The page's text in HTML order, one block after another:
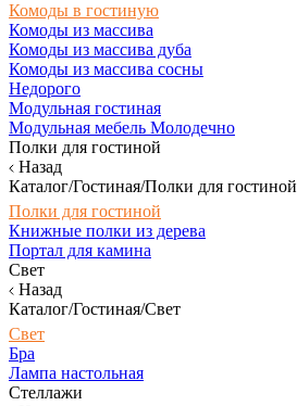
Комоды в гостиную
Комоды из массива
Комоды из массива дуба
Комоды из массива сосны
Недорого
Модульная гостиная
Модульная мебель Молодечно
Полки для гостиной
Назад
Каталог/Гостиная/Полки для гостиной
Полки для гостиной
Книжные полки из дерева
Портал для камина
Свет
Назад
Каталог/Гостиная/Свет
Свет
Бра
Лампа настольная
Стеллажи